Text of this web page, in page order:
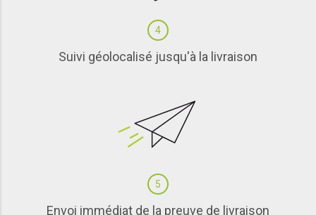
4
Suivi géolocalisé jusqu'à la livraison
5
Envoi immédiat de la preuve de livraison